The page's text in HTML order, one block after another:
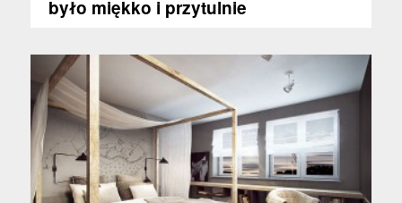
było miękko i przytulnie